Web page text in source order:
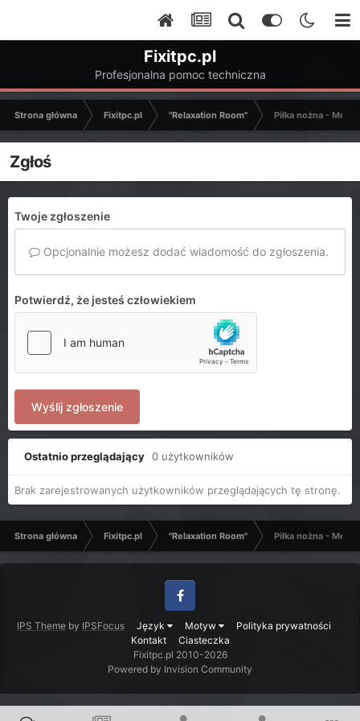
Fixitpc.pl
Profesjonalna pomoc techniczna
Strona główna Fixitpc.pl "Relaxation Room" Piłka nożna -
Zgłoś
Twoje zgłoszenie
Opcjonalnie możesz dodać wiadomość do zgłoszenia.
Potwierdź, że jesteś człowiekiem
Wyślij zgłoszenie
Ostatnio przeglądający 0 użytkowników
Brak zarejestrowanych użytkowników przeglądających tę stronę.
Strona główna Fixitpc.pl "Relaxation Room" Piłka nożna -
IPS Theme by IPSFocus Język Motyw
Polityka prywatności
Kontakt
Ciasteczka
Facebook
Fixitpc.pl 2010-2026
Powered by Invision Community